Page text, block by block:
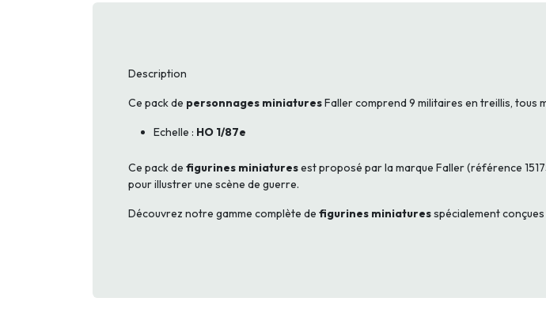
Description
Ce pack de personnages miniaturesFaller comprend 9 militaires en treillis, tous
Echelle : HO 1/87e
Ce pack de figurines miniaturesest proposé par la marque Faller (référence
pour illustrer une scène de guerre.
Découvrez notre gamme complète de figurines miniaturesspécialement